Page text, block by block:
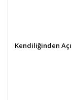
Kendiliğinden